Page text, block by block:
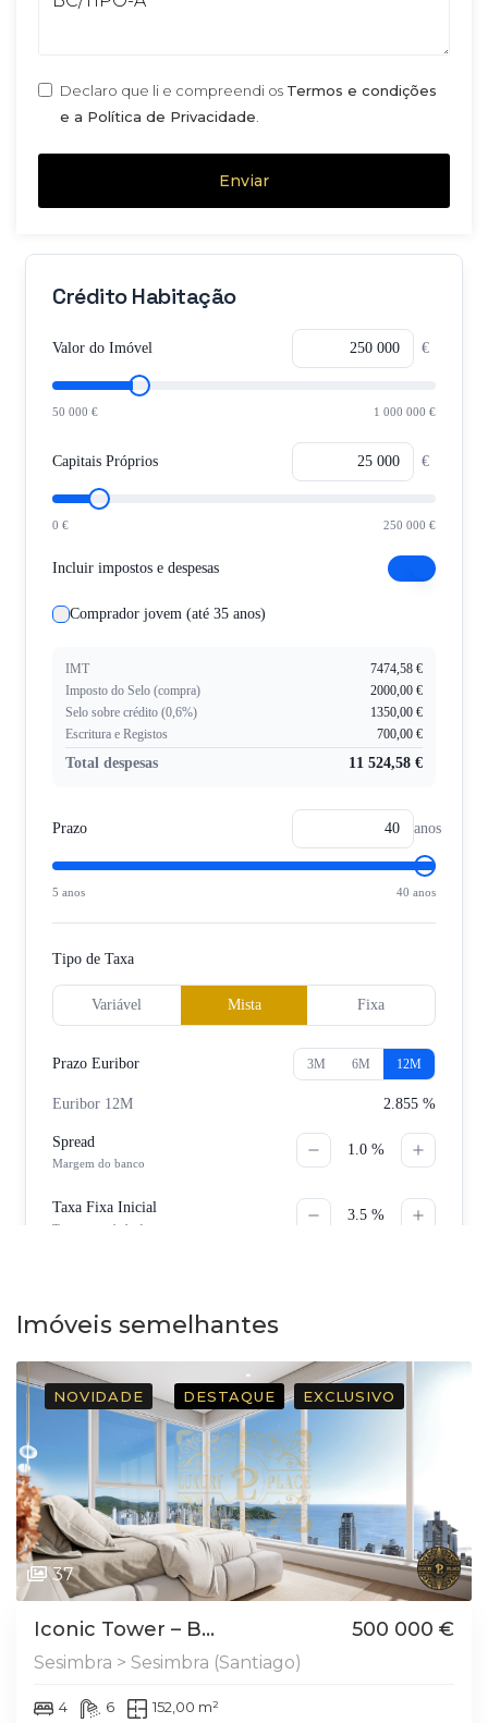
Declaro que li e compreendi os Termos e condições
e a Política de Privacidade
Enviar
Imóveis semelhantes
NOVIDADE DESTAQUE EXCLUSIVO
37
Iconic Tower – B... 500 000 €
Sesimbra > Sesimbra (Santiago)
4 6 152,00 m²